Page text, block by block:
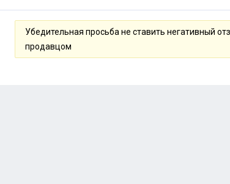
Убедительная просьба не ставить негативный
продавцом